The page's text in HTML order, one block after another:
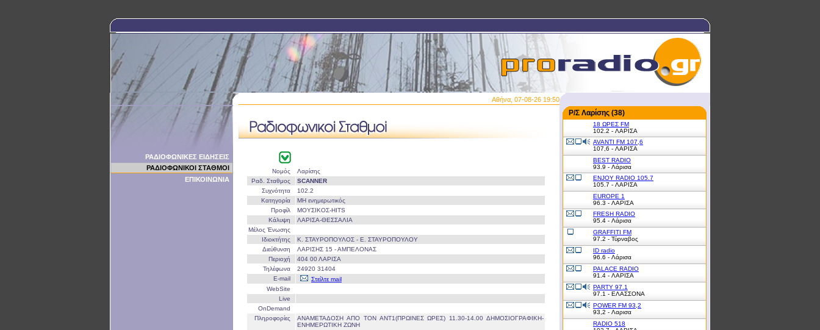
Αθήνα, 07-08-26 19:50
ΡΑΔΙΟΦΩΝΙΚΕΣ ΕΙΔΗΣΕΙΣ
ΡΑΔΙΟΦΩΝΙΚΟΙ ΣΤΑΘΜΟΙ
ΕΠΙΚΟΙΝΩΝΙΑ
Νομός
Λαρίσης
Ραδ. Σταθμος
SCANNER
Συχνότητα
102.2
Κατηγορία
ΜΗ ενημερωτικός
Προφίλ
ΜΟΥΣΙΚΟΣ-HITS
Κάλυψη
ΛΑΡΙΣΑ-ΘΕΣΣΑΛΙΑ
Μέλος Ένωσης
Ιδιοκτήτης
Κ. ΣΤΑΥΡΟΠΟΥΛΟΣ - Ε. ΣΤΑΥΡΟΠΟΥΛΟΥ
Διεύθυνση
ΛΑΡΙΣΗΣ 15 - ΑΜΠΕΛΟΝΑΣ
Περιοχή
404 00 ΛΑΡΙΣΑ
Τηλέφωνα
24920 31404
E-mail
Στείλτε mail
WebSite
Live
OnDemand
Πληροφορίες
ΑΝΑΜΕΤΑΔΟΣΗ ΑΠΟ ΤΟΝ ΑΝΤ1(ΠΡΩΙΝΕΣ ΩΡΕΣ) 11.30-14.00 ΔΗΜΟΣΙΟΓΡΑΦΙΚΗ-
ΕΝΗΜΕΡΩΤΙΚΗ ΖΩΝΗ
Ρ/Σ Λαρίσης (38)
18 ΩΡΕΣ FM
102.2 - ΛΑΡΙΣΑ
AVANTI FM 107,6
107,6 - ΛΑΡΙΣΑ
BEST RADIO
93.9 - Λάρισα
ENJOY RADIO 105.7
105.7 - ΛΑΡΙΣΑ
EUROPE 1
96.3 - ΛΑΡΙΣΑ
FRESH RADIO
95.4 - Λάρισα
GRAFFITI FM
97.2 - Τύρναβος
ID radio
96.6 - Λάρισα
PALACE RADIO
91.4 - ΛΑΡΙΣΑ
PARTY 97.1
97.1 - ΕΛΑΣΣΟΝΑ
POWER FM 93,2
93,2 - Λαρισα
RADIO 518